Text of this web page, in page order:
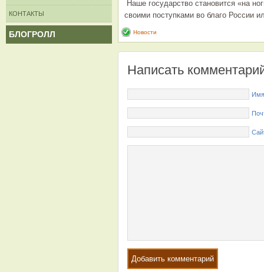
КОНТАКТЫ
БЛОГРОЛЛ
Наше государство становится «на
своими поступками во благо России
Новости
Написать